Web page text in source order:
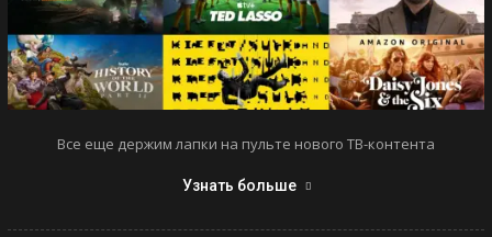
Все еще держим лапки на пульте нового ТВ-контента
Узнать больше